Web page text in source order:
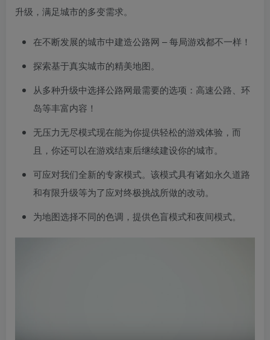
升级，满足城市的多变需求。
在不断发展的城市中建造公路网 – 每局游戏都不一样！
探索基于真实城市的精美地图。
从多种升级中选择公路网最需要的选项：高速公路、环
岛等丰富内容！
无压力无尽模式现在能为你提供轻松的游戏体验，而
且，你还可以在游戏结束后继续建设你的城市。
可应对我们全新的专家模式。该模式具有诸如永久道路
和有限升级等为了应对终极挑战所做的改动。
为地图选择不同的色调，提供色盲模式和夜间模式。